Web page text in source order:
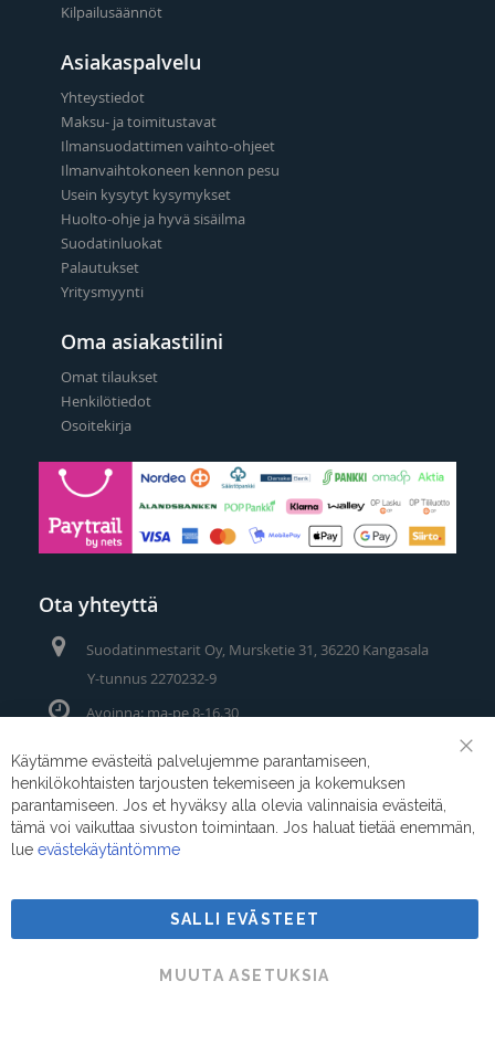
Kilpailusäännöt
Asiakaspalvelu
Yhteystiedot
Maksu- ja toimitustavat
Ilmansuodattimen vaihto-ohjeet
Ilmanvaihtokoneen kennon pesu
Usein kysytyt kysymykset
Huolto-ohje ja hyvä sisäilma
Suodatinluokat
Palautukset
Yritysmyynti
Oma asiakastilini
Omat tilaukset
Henkilötiedot
Osoitekirja
Ota yhteyttä
Suodatinmestarit Oy, Mursketie 31, 36220 Kangasala
Y-tunnus 2270232-9
Avoinna: ma-pe 8-16.30
Puhelin/Whatsapp:
Sähköposti:myynti@suodatinmestarit.fi
Suodatinmestarit © 2026
Käytämme evästeitä palvelujemme parantamiseen,
henkilökohtaisten tarjousten tekemiseen ja kokemuksen
parantamiseen. Jos et hyväksy alla olevia valinnaisia evästeitä,
tämä voi vaikuttaa sivuston toimintaan. Jos haluat tietää enemmän,
lue evästekäytäntömme
SALLI EVÄSTEET
MUUTA ASETUKSIA